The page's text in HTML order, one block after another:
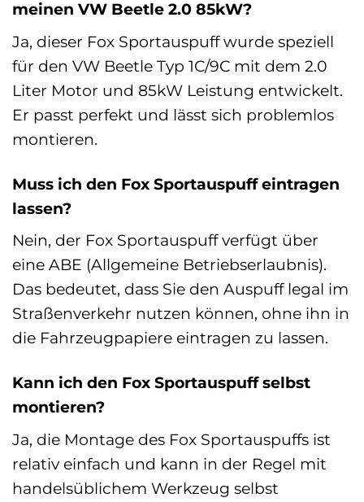
meinen VW Beetle 2.0 85kW?
Ja, dieser Fox Sportauspuff wurde speziell
für den VW Beetle Typ 1C/9C mit dem 2.0
Liter Motor und 85kW Leistung entwickelt.
Er passt perfekt und lässt sich problemlos
montieren.
Muss ich den Fox Sportauspuff eintragen
lassen?
Nein, der Fox Sportauspuff verfügt über
eine ABE (Allgemeine Betriebserlaubnis).
Das bedeutet, dass Sie den Auspuff legal im
Straßenverkehr nutzen können, ohne ihn in
die Fahrzeugpapiere eintragen zu lassen.
Kann ich den Fox Sportauspuff selbst
montieren?
Ja, die Montage des Fox Sportauspuffs ist
relativ einfach und kann in der Regel mit
handelsüblichem Werkzeug selbst